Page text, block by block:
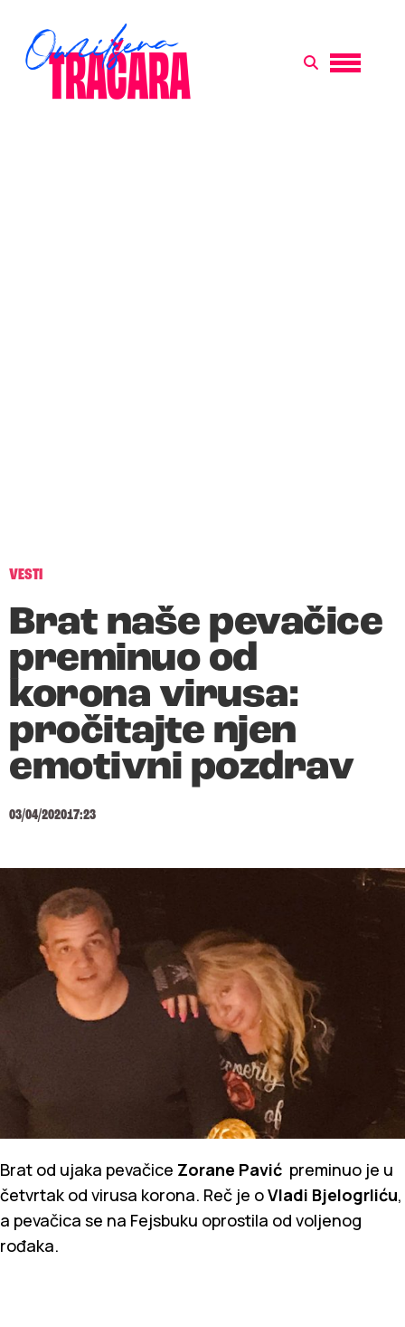
VESTI
Brat naše pevačice
preminuo od
korona virusa:
pročitajte njen
emotivni pozdrav
03/04/202017:23
Brat od ujaka pevačice Zorane Pavić preminuo je u
četvrtak od virusa korona. Reč je oVladi Bjelogrliću,
a pevačica se na Fejsbuku oprostila od voljenog
rođaka.